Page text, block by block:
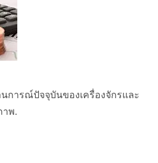
การณ์ปัจจุบันของเครื่องจักรและ
าพ.